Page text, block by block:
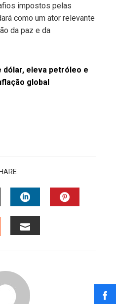
impostos pelas
como um ator relevante
da paz e da
eleva petróleo e
global
LINKEDIN